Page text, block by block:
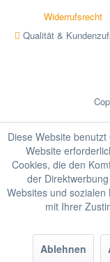
Widerrufsrecht
Qualität &
Diese Website
Website
Cookies, die den
der
Websites und
mit Ihrer
Ablehnen